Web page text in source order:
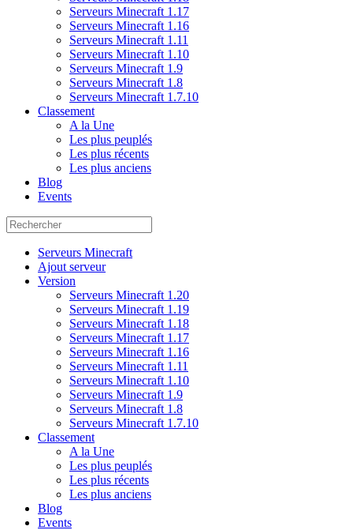
Serveurs Minecraft 1.17
Serveurs Minecraft 1.16
Serveurs Minecraft 1.11
Serveurs Minecraft 1.10
Serveurs Minecraft 1.9
Serveurs Minecraft 1.8
Serveurs Minecraft 1.7.10
Classement
A la Une
Les plus peuplés
Les plus récents
Les plus anciens
Blog
Events
Serveurs Minecraft
Ajout serveur
Version
Serveurs Minecraft 1.20
Serveurs Minecraft 1.19
Serveurs Minecraft 1.18
Serveurs Minecraft 1.17
Serveurs Minecraft 1.16
Serveurs Minecraft 1.11
Serveurs Minecraft 1.10
Serveurs Minecraft 1.9
Serveurs Minecraft 1.8
Serveurs Minecraft 1.7.10
Classement
A la Une
Les plus peuplés
Les plus récents
Les plus anciens
Blog
Events